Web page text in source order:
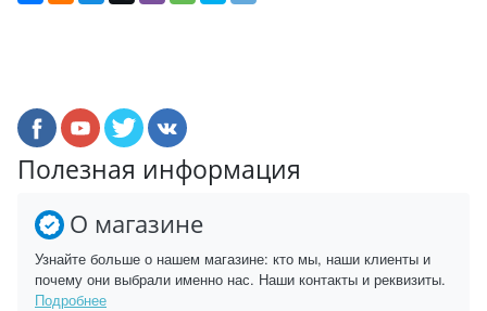
Полезная информация
О магазине
Узнайте больше о нашем магазине: кто мы, наши клиенты и
почему они выбрали именно нас. Наши контакты и реквизиты.
Подробнее